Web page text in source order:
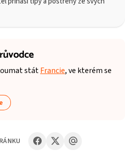
státFrancie, ve kterém se